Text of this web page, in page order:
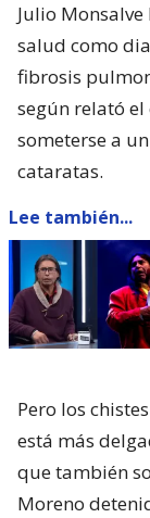
Julio
salud como
fibrosis
según relató
someterse a
cataratas.
Lee también...
Pero los
está más
que también
Moreno